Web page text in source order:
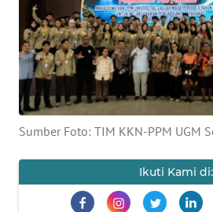
Sumber Foto: TIM KKN-PPM UGM
Ikuti Kami di:
INDEKS
BERITA
KONTAK
KAMI